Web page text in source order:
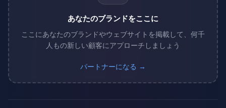
あなたのブランドをここに
ここにあなたのブランドやウェブサイトを掲載して、何千
人もの新しい顧客にアプローチしましょう
パートナーになる →